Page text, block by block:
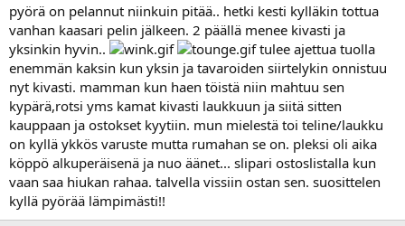
pyörä on pelannut niinkuin pitää.. hetki kesti kylläkin tottua
vanhan kaasari pelin jälkeen. 2 päällä menee kivasti ja
yksinkin hyvin..
tulee ajettua tuolla
enemmän kaksin kun yksin ja tavaroiden siirtelykin onnistuu
nyt kivasti. mamman kun haen töistä niin mahtuu sen
kypärä,rotsi yms kamat kivasti laukkuun ja siitä sitten
kauppaan ja ostokset kyytiin. mun mielestä toi teline/laukku
on kyllä ykkös varuste mutta rumahan se on. pleksi oli aika
köppö alkuperäisenä ja nuo äänet... slipari ostoslistalla kun
vaan saa hiukan rahaa. talvella vissiin ostan sen. suosittelen
kyllä pyörää lämpimästi!!